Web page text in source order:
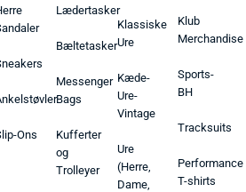
Ons
Lædertasker
Bæltetasker
Messenger
Bags
Kufferter
og
Trolleyer
Klassiske
Ure
Kæde-
Ure-
Vintage
Ure
(Herre,
Dame,
Klub
Merchandise
Sports-
BH
Tracksuits
Performance
T-shirts